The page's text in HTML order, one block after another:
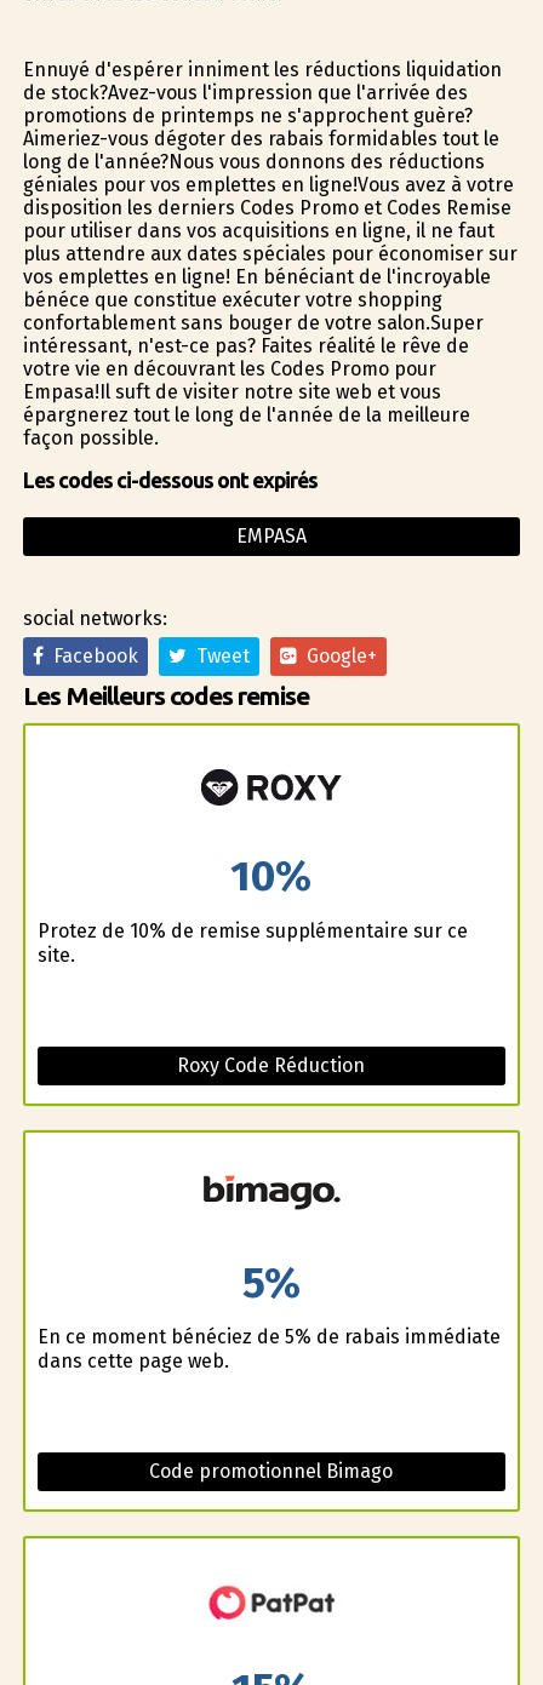
Ennuyé d'espérer infiniment les réductions liquidation
de stock?Avez-vous l'impression que l'arrivée des
promotions de printemps ne s'approchent guère?
Aimeriez-vous dégoter des rabais formidables tout le
long de l'année?Nous vous donnons des réductions
géniales pour vos emplettes en ligne!Vous avez à votre
disposition les derniers Codes Promo et Codes Remise
pour utiliser dans vos acquisitions en ligne, il ne faut
plus attendre aux dates spéciales pour économiser sur
vos emplettes en ligne! En bénéficiant de l'incroyable
bénéfice que constitue exécuter votre shopping
confortablement sans bouger de votre salon.Super
intéressant, n'est-ce pas? Faites réalité le rêve de
votre vie en découvrant les Codes Promo pour
Empasa!Il suffit de visiter notre site web et vous
épargnerez tout le long de l'année de la meilleure
façon possible.
Les codes ci-dessous ont expirés
EMPASA
social networks:
Facebook
Tweet Google+
Les Meilleurs codes remise
10%
Profitez de 10% de remise supplémentaire sur ce
site.
Roxy Code Réduction
5%
En ce moment bénéficiez de 5% de rabais immédiate
dans cette page web.
Code promotionnel Bimago